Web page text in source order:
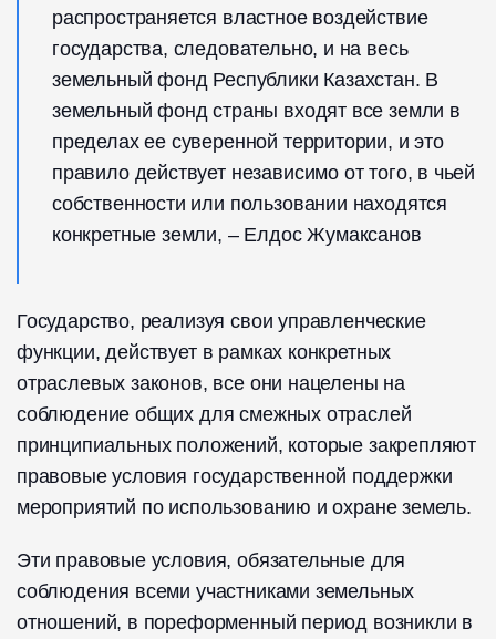
распространяется властное воздействие
государства, следовательно, и на весь
земельный фонд Республики Казахстан. В
земельный фонд страны входят все земли в
пределах ее суверенной территории, и это
правило действует независимо от того, в чьей
собственности или пользовании находятся
конкретные земли, – Елдос Жумаксанов
Государство, реализуя свои управленческие
функции, действует в рамках конкретных
отраслевых законов, все они нацелены на
соблюдение общих для смежных отраслей
принципиальных положений, которые закрепляют
правовые условия государственной поддержки
мероприятий по использованию и охране земель.
Эти правовые условия, обязательные для
соблюдения всеми участниками земельных
отношений, в пореформенный период возникли в